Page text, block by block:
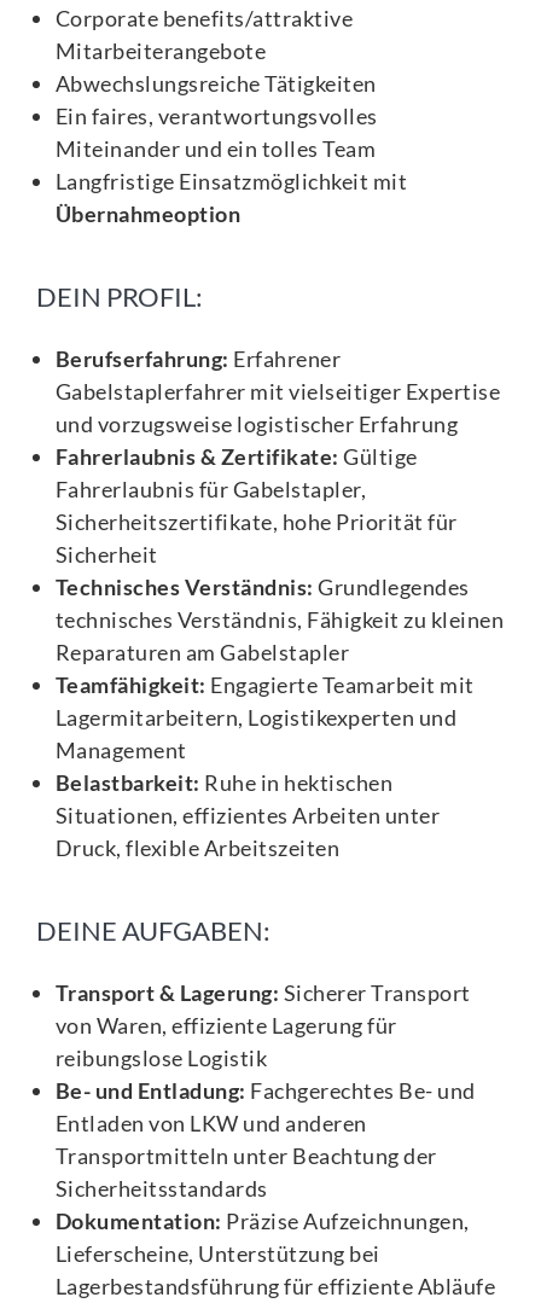
Corporate benefits/attraktive
Mitarbeiterangebote
Abwechslungsreiche Tätigkeiten
Ein faires, verantwortungsvolles
Miteinander und ein tolles Team
Langfristige Einsatzmöglichkeit mit
Übernahmeoption
DEIN PROFIL:
Berufserfahrung: Erfahrener
Gabelstaplerfahrer mit vielseitiger Expertise
und vorzugsweise logistischer Erfahrung
Fahrerlaubnis & Zertifikate: Gültige
Fahrerlaubnis für Gabelstapler,
Sicherheitszertifikate, hohe Priorität für
Sicherheit
Technisches Verständnis: Grundlegendes
technisches Verständnis, Fähigkeit zu kleinen
Reparaturen am Gabelstapler
Teamfähigkeit: Engagierte Teamarbeit mit
Lagermitarbeitern, Logistikexperten und
Management
Belastbarkeit: Ruhe in hektischen
Situationen, effizientes Arbeiten unter
Druck, flexible Arbeitszeiten
DEINE AUFGABEN:
Transport & Lagerung: Sicherer Transport
von Waren, effiziente Lagerung für
reibungslose Logistik
Be- und Entladung: Fachgerechtes Be- und
Entladen von LKW und anderen
Transportmitteln unter Beachtung der
Sicherheitsstandards
Dokumentation: Präzise Aufzeichnungen,
Lieferscheine, Unterstützung bei
Lagerbestandsführung für effiziente Abläufe